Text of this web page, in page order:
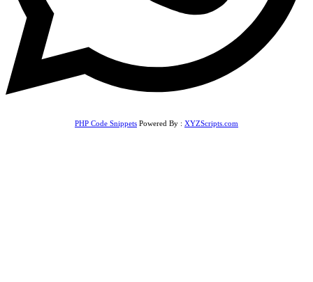
PHP Code Snippets Powered By : XYZScripts.com